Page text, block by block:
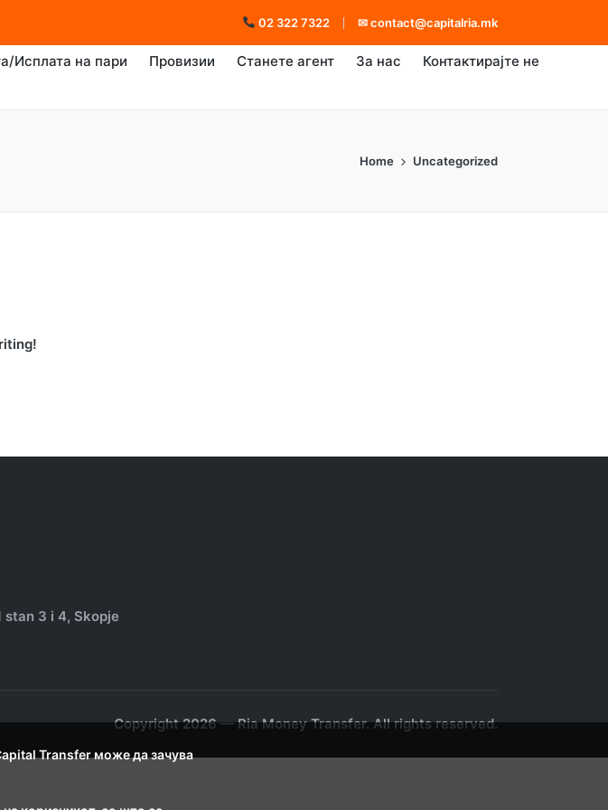
02 322 7322 ✉contact@capitalria.mk
Исплата на пари Провизии Станете агент За нас Контактирајте не
Home Uncategorized
stan 3 i 4, Skopje
Copyright 2026 — Ria Money Transfer. All rights reserved.
Transfer може да зачува